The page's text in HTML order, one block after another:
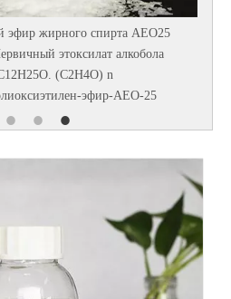
Химическое название ： N, N-
Диэтанолизопропаноламин